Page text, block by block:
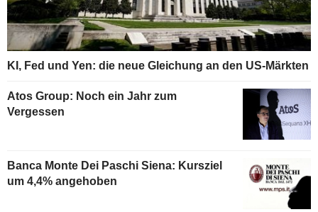
KI, Fed und Yen: die neue Gleichung an den US-Märkten
Atos Group: Noch ein Jahr zum
Vergessen
Banca Monte Dei Paschi Siena: Kursziel
um 4,4% angehoben